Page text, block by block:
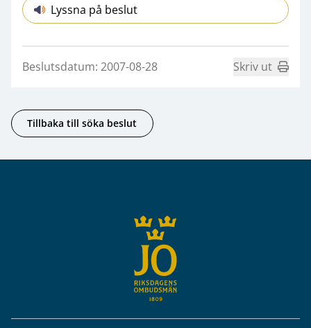
Lyssna på beslut
Beslutsdatum: 2007-08-28 Skriv ut
Tillbaka till söka beslut